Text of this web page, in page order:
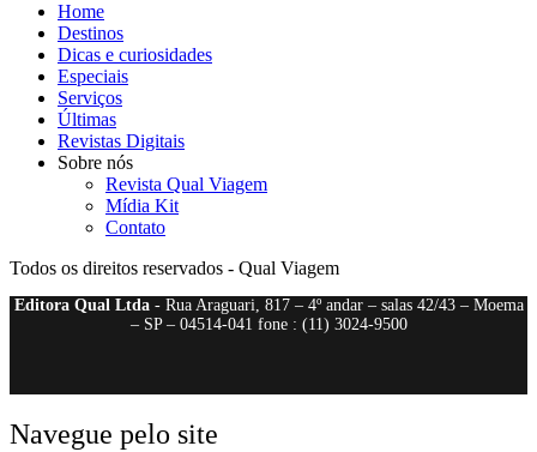
Home
Destinos
Dicas e curiosidades
Especiais
Serviços
Últimas
Revistas Digitais
Sobre nós
Revista Qual Viagem
Mídia Kit
Contato
Todos os direitos reservados - Qual Viagem
Editora Qual Ltda- Rua Araguari, 817 – 4º andar – salas 42/43 – Moema
– SP – 04514-041 fone : (11) 3024-9500
Navegue pelo site